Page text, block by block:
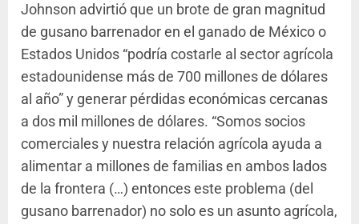
Johnson advirtió que un brote de gran magnitud
de gusano barrenador en el ganado de México o
Estados Unidos “podría costarle al sector agrícola
estadounidense más de 700 millones de dólares
al año” y generar pérdidas económicas cercanas
a dos mil millones de dólares. “Somos socios
comerciales y nuestra relación agrícola ayuda a
alimentar a millones de familias en ambos lados
de la frontera (…) entonces este problema (del
gusano barrenador) no solo es un asunto agrícola,